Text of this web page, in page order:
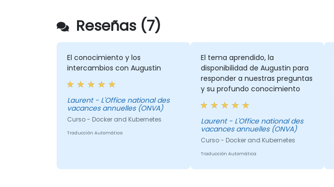
Reseñas (7)
El conocimiento y los
intercambios con Augustin
Laurent - L'Office national des
vacances annuelles (ONVA)
Curso - Docker and Kubernetes
Traducción Automática
El tema aprendido, la
disponibilidad de Augustin para
responder a nuestras preguntas
y su profundo conocimiento
Laurent - L'Office national des
vacances annuelles (ONVA)
Curso - Docker and Kubernetes
Traducción Automática